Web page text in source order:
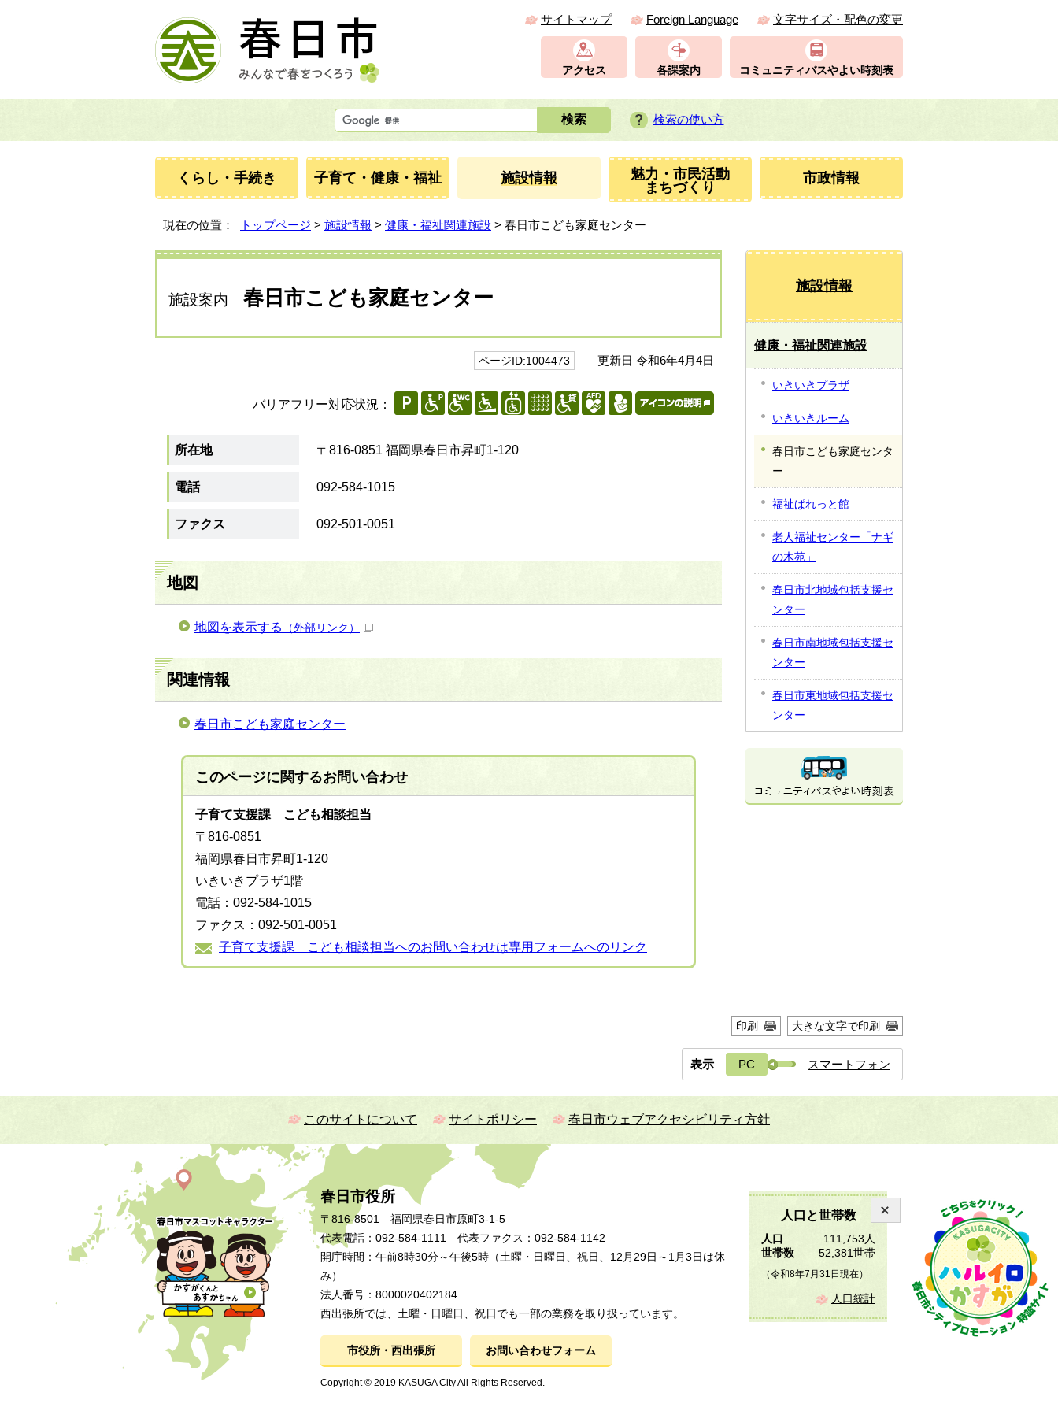
サイトマップ Foreign Language 文字サイズ・配色の変更
アクセス 各課案内 コミュニティバスやよい時刻表
検索の使い方
くらし・手続き 子育て・健康・福祉 施設情報
魅力・市民活動
まちづくり
市政情報
現在の位置： トップページ > 施設情報 > 健康・福祉関連施設 > 春日市こども家庭センター
施設案内 春日市こども家庭センター
ページID:1004473 更新日 令和6年4月4日
バリアフリー対応状況：
所在地 〒816-0851 福岡県春日市昇町1-120
電話 092-584-1015
ファクス 092-501-0051
地図
地図を表示する （外部リンク）
関連情報
春日市こども家庭センター
このページに関するお問い合わせ
子育て支援課 こども相談担当
〒816-0851
福岡県春日市昇町1-120
いきいきプラザ1階
電話：092-584-1015
ファクス：092-501-0051
子育て支援課 こども相談担当へのお問い合わせは専用フォームへのリンク
施設情報
健康・福祉関連施設
いきいきプラザ
いきいきルーム
春日市こども家庭センタ
ー
福祉ぱれっと館
老人福祉センター「ナギ
の木苑」
春日市北地域包括支援セ
ンター
春日市南地域包括支援セ
ンター
春日市東地域包括支援セ
ンター
印刷 大きな文字で印刷
表示 PC スマートフォン
このサイトについて サイトポリシー 春日市ウェブアクセシビリティ方針
人口と世帯数
人口
111,753人
世帯数
52,381世帯
（令和8年7月31日現在）
人口統計
春日市役所
〒816-8501 福岡県春日市原町3-1-5
代表電話：092-584-1111 代表ファクス：092-584-1142
開庁時間：午前8時30分～午後5時（土曜・日曜日、祝日、12月29日～1月3日は休
み）
法人番号：8000020402184
西出張所では、土曜・日曜日、祝日でも一部の業務を取り扱っています。
市役所・西出張所 お問い合わせフォーム
Copyright © 2019 KASUGA City All Rights Reserved.